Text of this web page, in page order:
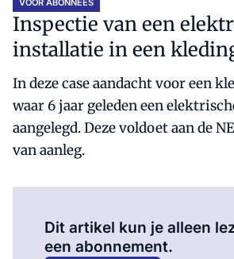
VOOR ABONNEES
Inspectie van een
installatie in een
In deze case aandacht voor een
waar 6 jaar geleden een
aangelegd. Deze voldoet aan de
van aanleg.
Dit artikel kun je alleen
een abonnement.